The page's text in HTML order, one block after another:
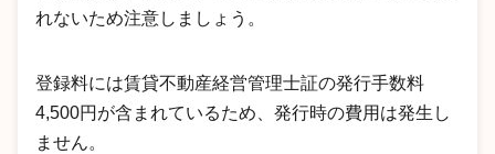
れないため注意しましょう。
登録料には賃貸不動産経営管理士証の発行手数料
4,500円が含まれているため、発行時の費用は発生し
ません。